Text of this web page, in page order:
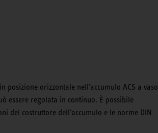
orizzontale nell'accumulo ACS a vaso
essere regolata in continuo. È possibile
del costruttore dell'accumulo e le norme DIN